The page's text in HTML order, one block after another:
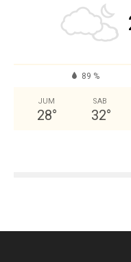
89 %
JUM
28°
SAB
32°